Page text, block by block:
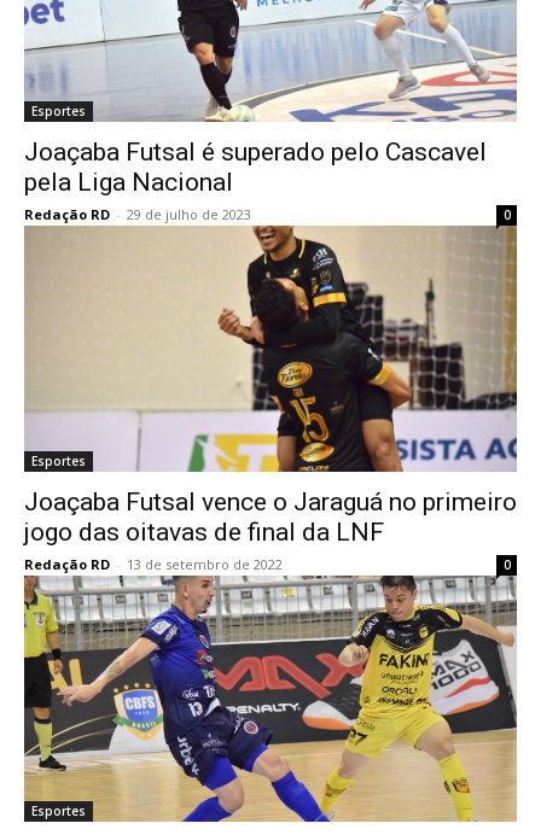
Esportes
Joaçaba Futsal é superado pelo Cascavel
pela Liga Nacional
Redação RD - 29 de julho de 2023 0
Esportes
Joaçaba Futsal vence o Jaraguá no primeiro
jogo das oitavas de final da LNF
Redação RD - 13 de setembro de 2022 0
Esportes